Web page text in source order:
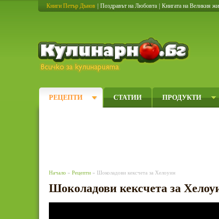
Книги Петър Дънов Поздравът на Любовта Книгата на Великия
РЕЦЕПТИ СТАТИИ ПРОДУКТИ
Начало » Рецепти » Шоколадови кексчета за Хелоуин
Шоколадови кексчета за